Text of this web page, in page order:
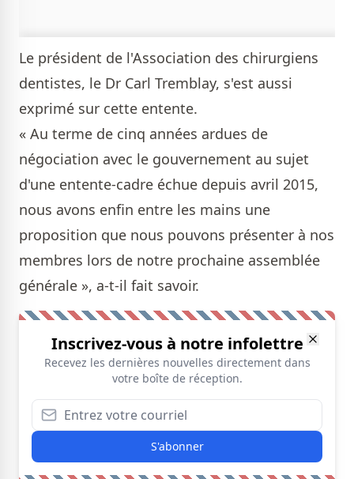
Le président de l'Association des chirurgiens
dentistes, le Dr Carl Tremblay, s'est aussi
exprimé sur cette entente.
« Au terme de cinq années ardues de
négociation avec le gouvernement au sujet
d'une entente-cadre échue depuis avril 2015,
nous avons enfin entre les mains une
proposition que nous pouvons présenter à nos
membres lors de notre prochaine assemblée
générale », a-t-il fait savoir.
Inscrivez-vous à notre infolettre
Recevez les dernières nouvelles directement dans
votre boîte de réception.
S'abonner